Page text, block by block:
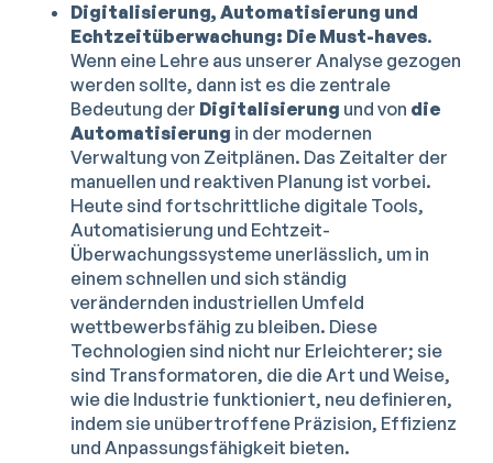
Digitalisierung, Automatisierung und
Echtzeitüberwachung: Die Must-haves.
Wenn eine Lehre aus unserer Analyse gezogen
werden sollte, dann ist es die zentrale
Bedeutung der Digitalisierung und von die
Automatisierung in der modernen
Verwaltung von Zeitplänen. Das Zeitalter der
manuellen und reaktiven Planung ist vorbei.
Heute sind fortschrittliche digitale Tools,
Automatisierung und Echtzeit-
Überwachungssysteme unerlässlich, um in
einem schnellen und sich ständig
verändernden industriellen Umfeld
wettbewerbsfähig zu bleiben. Diese
Technologien sind nicht nur Erleichterer; sie
sind Transformatoren, die die Art und Weise,
wie die Industrie funktioniert, neu definieren,
indem sie unübertroffene Präzision, Effizienz
und Anpassungsfähigkeit bieten.